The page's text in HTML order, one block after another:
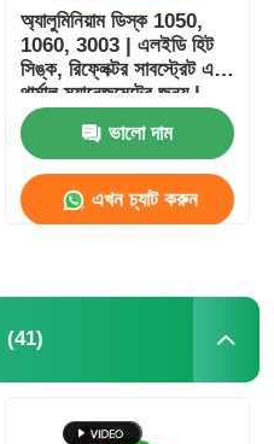
অ্যালুমিনিয়াম ডিস্ক 1050,
1060, 3003 | এলইডি হিট
সিঙ্ক, রিফ্লেক্টর সাবস্ট্রেট এবং
থার্মাল ম্যানেজমেন্টের জন্য |
কাস্টমাইজযোগ্য
ভালো দাম
এখন চ্যাট করুন
(41)